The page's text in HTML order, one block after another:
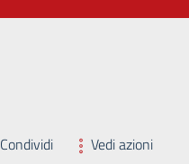
Condividi Vedi azioni